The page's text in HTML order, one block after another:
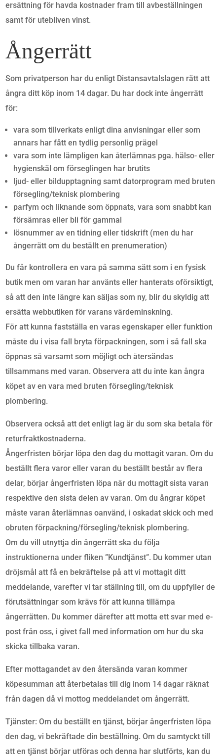
ersättning för havda kostnader fram till avbeställningen
samt för utebliven vinst.
Ångerrätt
Som privatperson har du enligt Distansavtalslagen rätt att
ångra ditt köp inom 14 dagar. Du har dock inte ångerrätt
för:
vara som tillverkats enligt dina anvisningar eller som
annars har fått en tydlig personlig prägel
vara som inte lämpligen kan återlämnas pga. hälso- eller
hygienskäl om förseglingen har brutits
ljud- eller bildupptagning samt datorprogram med bruten
försegling/teknisk plombering
parfym och liknande som öppnats, vara som snabbt kan
försämras eller bli för gammal
lösnummer av en tidning eller tidskrift (men du har
ångerrätt om du beställt en prenumeration)
Du får kontrollera en vara på samma sätt som i en fysisk
butik men om varan har använts eller hanterats oförsiktigt,
så att den inte längre kan säljas som ny, blir du skyldig att
ersätta webbutiken för varans värdeminskning.
För att kunna fastställa en varas egenskaper eller funktion
måste du i visa fall bryta förpackningen, som i så fall ska
öppnas så varsamt som möjligt och återsändas
tillsammans med varan. Observera att du inte kan ångra
köpet av en vara med bruten försegling/teknisk
plombering.
Observera också att det enligt lag är du som ska betala för
returfraktkostnaderna.
Ångerfristen börjar löpa den dag du mottagit varan. Om du
beställt flera varor eller varan du beställt består av flera
delar, börjar ångerfristen löpa när du mottagit sista varan
respektive den sista delen av varan. Om du ångrar köpet
måste varan återlämnas oanvänd, i oskadat skick och med
obruten förpackning/försegling/teknisk plombering.
Om du vill utnyttja din ångerrätt ska du följa
instruktionerna under fliken ”Kundtjänst”. Du kommer utan
dröjsmål att få en bekräftelse på att vi mottagit ditt
meddelande, varefter vi tar ställning till, om du uppfyller de
förutsättningar som krävs för att kunna tillämpa
ångerrätten. Du kommer därefter att motta ett svar med e-
post från oss, i givet fall med information om hur du ska
skicka tillbaka varan.
Efter mottagandet av den återsända varan kommer
köpesumman att återbetalas till dig inom 14 dagar räknat
från dagen då vi mottog meddelandet om ångerrätt.
Tjänster: Om du beställt en tjänst, börjar ångerfristen löpa
den dag, vi bekräftade din beställning. Om du samtyckt till
att en tjänst börjar utföras och denna har slutförts, kan du